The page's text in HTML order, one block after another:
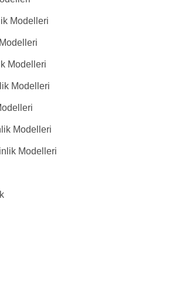
Modelleri
Modelleri
Modelleri
Modelleri
Modelleri